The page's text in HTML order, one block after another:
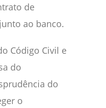
de
ao banco.
Código Civil e
do
do
o